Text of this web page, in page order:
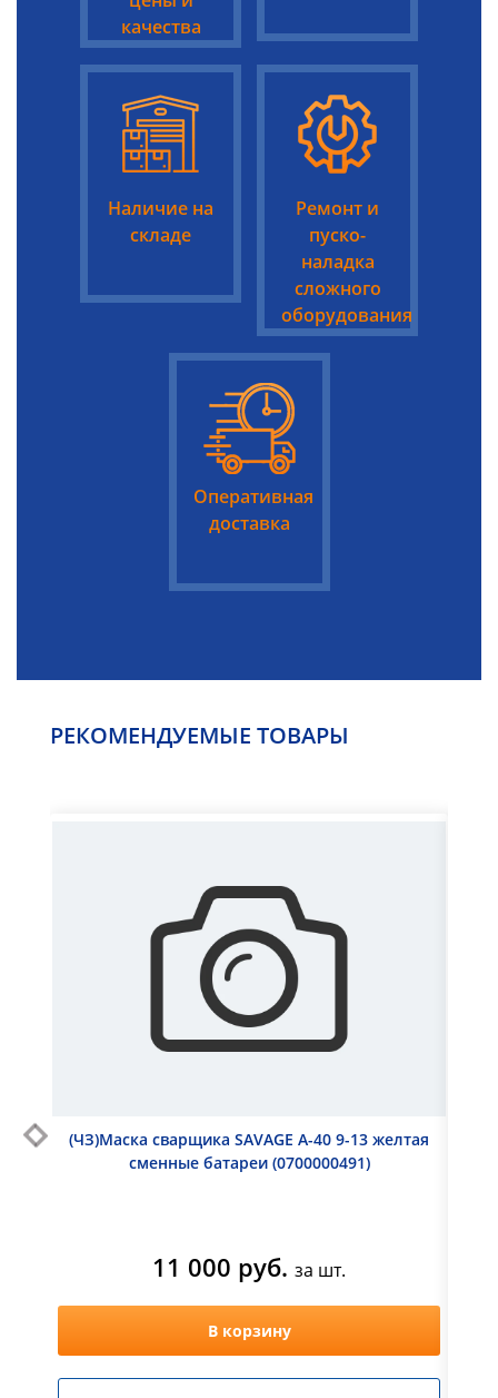
качества
Наличие на
складе
Ремонт и
пуско-
наладка
сложного
оборудования
Оперативная
доставка
РЕКОМЕНДУЕМЫЕ ТОВАРЫ
(ЧЗ)Маска сварщика SAVAGE A-40 9-13 желтая
сменные батареи (0700000491)
11 000 руб. за шт.
В корзину